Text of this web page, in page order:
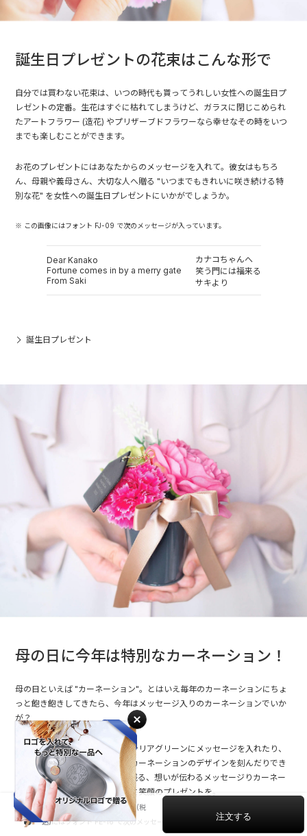
誕生日プレゼントの花束はこんな形で
自分では買わない花束は、いつの時代も貰ってうれしい女性への誕生日プ
レゼントの定番。生花はすぐに枯れてしまうけど、ガラスに閉じこめられ
たアートフラワー (造花) やプリザーブドフラワーなら幸せなその時をいつ
までも楽しむことができます。
お花のプレゼントにはあなたからのメッセージを入れて。彼女はもちろ
ん、母親や義母さん、大切な人へ贈る "いつまでもきれいに咲き続ける特
別な花" を女性への誕生日プレゼントにいかがでしょうか。
※ この画像にはフォント FJ-09 で次のメッセージが入っています。
Dear Kanako
Fortune comes in by a merry gate
From Saki
カナコちゃんへ
笑う門には福来る
サキより
誕生日プレゼント
母の日に今年は特別なカーネーション！
母の日といえば "カーネーション"。とはいえ毎年のカーネーションにちょ
っと飽き飽きしてきたら、今年はメッセージ入りのカーネーションでいか
が？
カーネーションのプリザやインテリアグリーンにメッセージを入れたり、
お酒のボトルや雑貨のガラスにカーネーションのデザインを刻んだりでき
ます。特別な母の日に、記念に残る、想いが伝わるメッセージりカーネー
ションのプレゼントでお母さんに笑顔のプレゼントを。
※ この画像にはフォント FE-16 で次のメッセージが入っています。
L ブラックポット 6,270